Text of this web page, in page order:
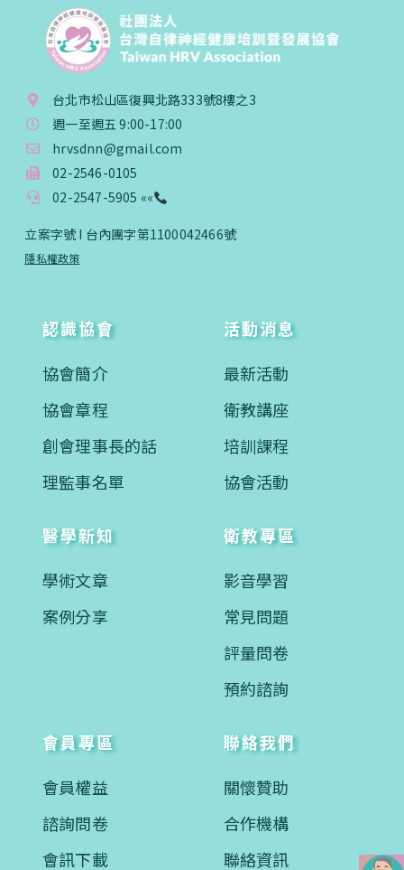
台北市松山區復興北路333號8樓之3
週一至週五 9:00-17:00
hrvsdnn@gmail.com
02-2546-0105
02-2547-5905 ««
立案字號 I 台內團字第1100042466號
隱私權政策
認識協會
協會簡介
協會章程
創會理事長的話
理監事名單
活動消息
最新活動
衛教講座
培訓課程
協會活動
醫學新知
學術文章
案例分享
衛教專區
影音學習
常見問題
評量問卷
預約諮詢
會員專區
會員權益
諮詢問卷
會訊下載
聯絡我們
關懷贊助
合作機構
聯絡資訊